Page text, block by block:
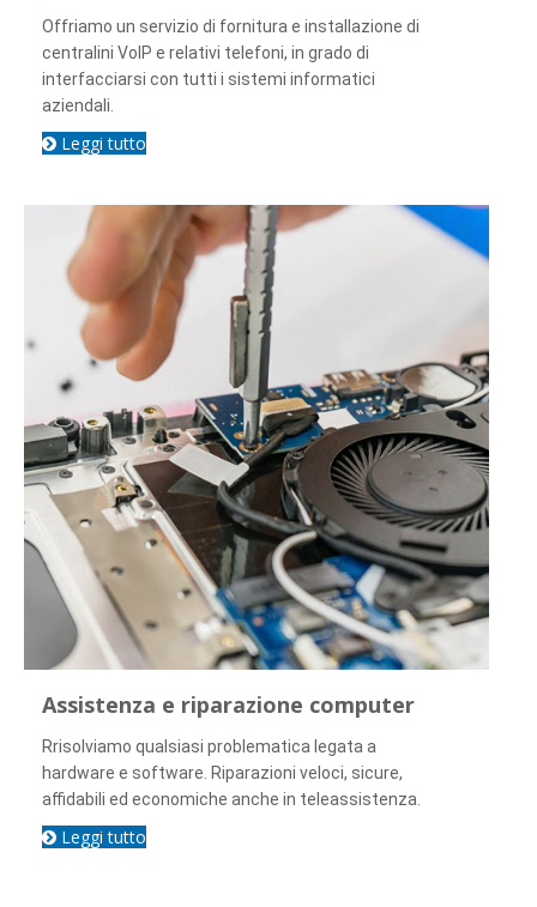
Offriamo un servizio di fornitura e installazione di
centralini VoIP e relativi telefoni, in grado di
interfacciarsi con tutti i sistemi informatici
aziendali.
Leggi tutto
Assistenza e riparazione computer
Rrisolviamo qualsiasi problematica legata a
hardware e software. Riparazioni veloci, sicure,
affidabili ed economiche anche in teleassistenza.
Leggi tutto